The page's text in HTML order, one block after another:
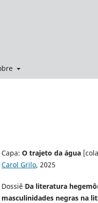
Capa: O trajeto da água
Carol Grilo, 2025
Dossiê Da literatura
masculinidades negras na